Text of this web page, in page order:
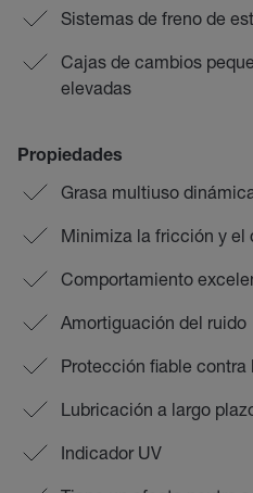
Sistemas de freno de
Cajas de cambios
elevadas
Propiedades
Grasa multiuso
Minimiza la fricción y el
Comportamiento
Amortiguación del ruido
Protección fiable contra
Lubricación a largo
Indicador UV